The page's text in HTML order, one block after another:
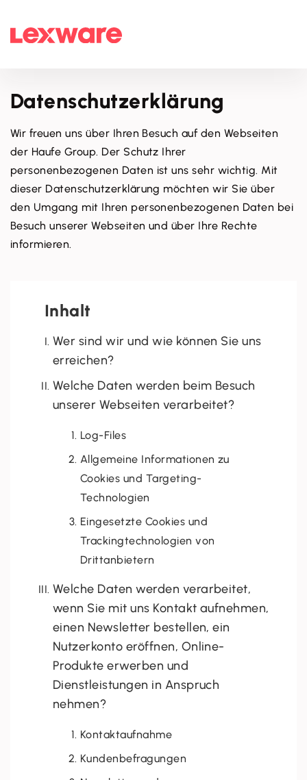
Datenschutzerklärung
Wir freuen uns über Ihren Besuch auf den Webseiten
der Haufe Group. Der Schutz Ihrer
personenbezogenen Daten ist uns sehr wichtig. Mit
dieser Datenschutzerklärung möchten wir Sie über
den Umgang mit Ihren personenbezogenen Daten bei
Besuch unserer Webseiten und über Ihre Rechte
informieren.
Inhalt
Wer sind wir und wie können Sie uns
erreichen?
Welche Daten werden beim Besuch
unserer Webseiten verarbeitet?
Log-Files
Allgemeine Informationen zu
Cookies und Targeting-
Technologien
Eingesetzte Cookies und
Trackingtechnologien von
Drittanbietern
Welche Daten werden verarbeitet,
wenn Sie mit uns Kontakt aufnehmen,
einen Newsletter bestellen, ein
Nutzerkonto eröffnen, Online-
Produkte erwerben und
Dienstleistungen in Anspruch
nehmen?
Kontaktaufnahme
Kundenbefragungen